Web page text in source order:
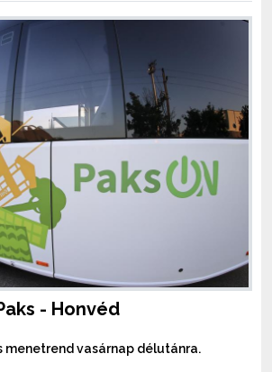
- Honvéd
menetrend vasárnap délutánra.